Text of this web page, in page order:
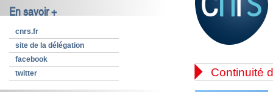
En savoir +
cnrs.fr
site de la délégation
facebook
twitter
 Continuité